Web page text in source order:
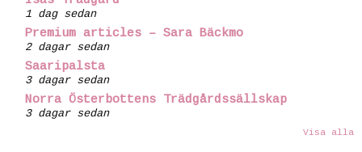
1 dag sedan
Premium articles – Sara Bäckmo
2 dagar sedan
Saaripalsta
3 dagar sedan
Norra Österbottens Trädgårdssällskap
3 dagar sedan
Visa alla